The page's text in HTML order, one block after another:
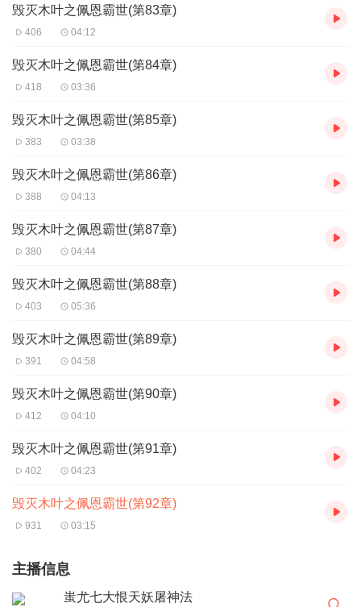
毁灭木叶之佩恩霸世(第83章)
406 04:12
毁灭木叶之佩恩霸世(第84章)
418 03:36
毁灭木叶之佩恩霸世(第85章)
383 03:38
毁灭木叶之佩恩霸世(第86章)
388 04:13
毁灭木叶之佩恩霸世(第87章)
380 04:44
毁灭木叶之佩恩霸世(第88章)
403 05:36
毁灭木叶之佩恩霸世(第89章)
391 04:58
毁灭木叶之佩恩霸世(第90章)
412 04:10
毁灭木叶之佩恩霸世(第91章)
402 04:23
毁灭木叶之佩恩霸世(第92章)
931 03:15
主播信息
蚩尤七大恨天妖屠神法